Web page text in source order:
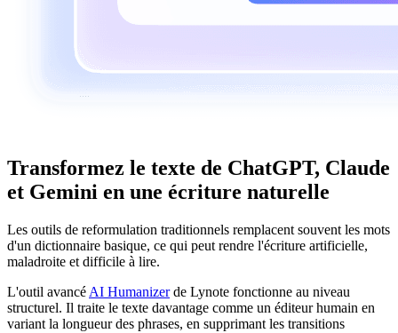
Transformez le texte de ChatGPT, Claude
et Gemini en une écriture naturelle
Les outils de reformulation traditionnels remplacent souvent les mots
d'un dictionnaire basique, ce qui peut rendre l'écriture artificielle,
maladroite et difficile à lire.
L'outil avancé AI Humanizerde Lynote fonctionne au niveau
structurel. Il traite le texte davantage comme un éditeur humain en
variant la longueur des phrases, en supprimant les transitions